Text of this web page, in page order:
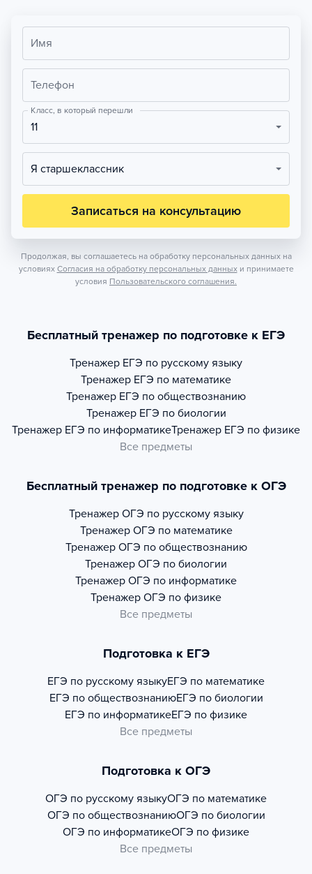
Имя
Телефон
Класс, в который перешли
11
Я старшеклассник
Записаться на консультацию
Продолжая, вы соглашаетесь на обработку персональных данных на
условиях Согласия на обработку персональных данных и принимаете
условия Пользовательского соглашения.
Бесплатный тренажер по подготовке к ЕГЭ
Тренажер ЕГЭ по русскому языку
Тренажер ЕГЭ по математике
Тренажер ЕГЭ по обществознанию
Тренажер ЕГЭ по биологии
Тренажер ЕГЭ по информатикеТренажер ЕГЭ по физике
Все предметы
Бесплатный тренажер по подготовке к ОГЭ
Тренажер ОГЭ по русскому языку
Тренажер ОГЭ по математике
Тренажер ОГЭ по обществознанию
Тренажер ОГЭ по биологии
Тренажер ОГЭ по информатике
Тренажер ОГЭ по физике
Все предметы
Подготовка к ЕГЭ
ЕГЭ по русскому языкуЕГЭ по математике
ЕГЭ по обществознаниюЕГЭ по биологии
ЕГЭ по информатикеЕГЭ по физике
Все предметы
Подготовка к ОГЭ
ОГЭ по русскому языкуОГЭ по математике
ОГЭ по обществознаниюОГЭ по биологии
ОГЭ по информатикеОГЭ по физике
Все предметы